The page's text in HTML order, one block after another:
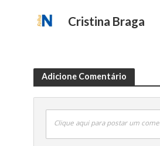
Cristina Braga
Adicione Comentário
Clique aqui para postar um